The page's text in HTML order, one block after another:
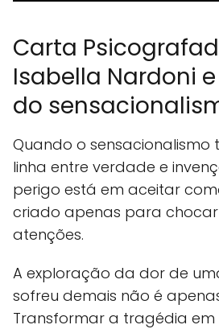
Carta
Isabella Nardoni
do
Quando o sensacionalismo
linha entre verdade e
perigo está em aceitar
criado apenas para
atenções.
A exploração da dor de
sofreu demais não é
Transformar a tragédia